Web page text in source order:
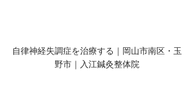
自律神経失調症を治療する｜岡山市南区・玉
野市｜入江鍼灸整体院